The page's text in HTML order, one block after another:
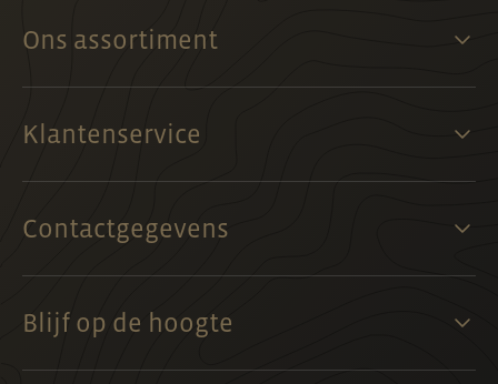
Ons assortiment
Klantenservice
Contactgegevens
Blijf op de hoogte